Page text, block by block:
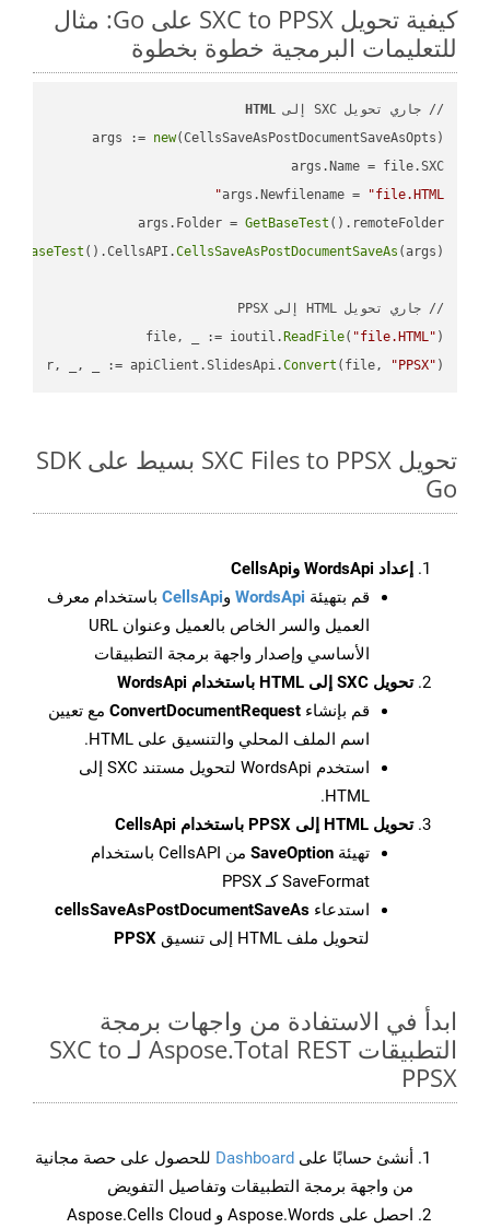
كيفية تحويل SXC to PPSX على Go: مثال
للتعليمات البرمجية خطوة بخطوة
// جاري تحويل SXC إلى
HTML
args := new
args.Newfilename =
"file.HTML"
args.Folder = GetBaseTest
GetBaseTest ().CellsAPI.CellsSaveAsPostDocumentSaveAs
file, _ := ioutil. ReadFile( "file.HTML"
r, _, _ := apiClient.SlidesApi.Convert (file, "PPSX" )
تحويل SXC Files to PPSX بسيط على SDK
Go
إعداد WordsApi وCellsApi
قم بتهيئة WordsApi وCellsApi باستخدام معرف
العميل والسر الخاص بالعميل وعنوان URL
الأساسي وإصدار واجهة برمجة التطبيقات
تحويل SXC إلى HTML باستخدام WordsApi
قم بإنشاء ConvertDocumentRequest مع تعيين
اسم الملف المحلي والتنسيق على HTML.
استخدم WordsApi لتحويل مستند SXC إلى
HTML.
تحويل HTML إلى PPSX باستخدام CellsApi
تهيئة SaveOption
من CellsAPI باستخدام
SaveFormat كـ PPSX
استدعاء cellsSaveAsPostDocumentSaveAs
لتحويل ملف HTML إلى تنسيق
PPSX
ابدأ في الاستفادة من واجهات برمجة
التطبيقات Aspose.Total REST لـ SXC to
PPSX
أنشئ حسابًا على Dashboard للحصول على حصة مجانية
من واجهة برمجة التطبيقات وتفاصيل التفويض
احصل على Aspose.Words و Aspose.Cells Cloud